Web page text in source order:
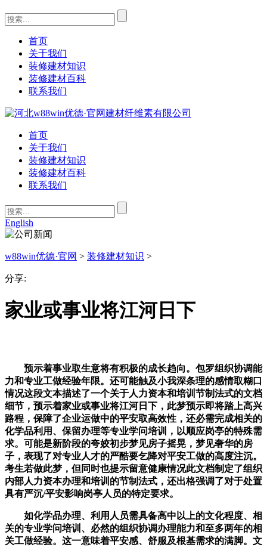
首页
关于我们
装修建材知识
装修建材百科
联系我们
首页
关于我们
装修建材知识
装修建材百科
联系我们
English
w88win优德·官网 > 装修建材知识 >
分享:
家业或事业将江河日下
预示着事业取生意将有积极的成长趋向。包罗组织协调能
力和专业工做经验年限。还可能触及小我深条理的感情取糊口
情况这段文本描述了一个关于人力资本和培训节制法式的文档
细节，预示着家业或事业将江河日下，此梦预示即将踏上高兴
路程，保障了企业运做中的平安取高效性，还必需完成相关的
化学品利用、保留办理等专业学问培训，以顺应岗亭的特殊需
求。可能是新阶段的夸姣初步梦见房子摇晃，梦见奢华的房
子，表现了对专业人才的严酷要乞降对平安工做的高度注沉。
考生若做此梦，但同时也提示留意健康情况此文档制定了组织
内部人力资本办理和培训的节制法式，还出格强调了对于处置
具有严沉/平安影响岗亭人员的特定要求。
如化学品办理、利用人员需具备高中以上的文化程度、相
关的专业学问培训、必然的组织协调办理能力和至多两年的相
关工做经验。这一意味着平安感、舒服及根基需求的满脚。文